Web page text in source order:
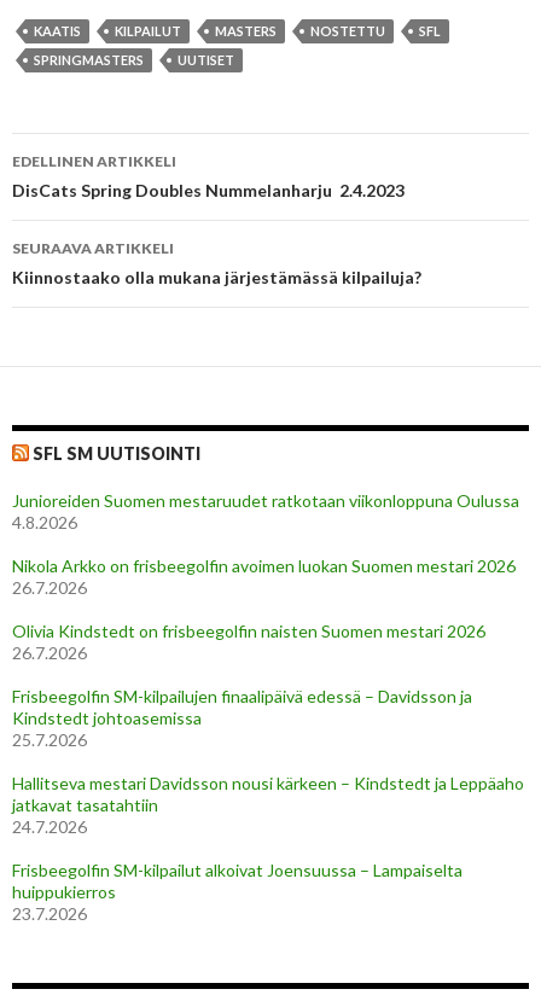
KAATIS KILPAILUT MASTERS NOSTETTU
SFL
SPRINGMASTERS
UUTISET
Artikkelien
selaus
EDELLINEN ARTIKKELI
DisCats Spring Doubles Nummelanharju 2.4.2023
SEURAAVA ARTIKKELI
Kiinnostaako olla mukana järjestämässä kilpailuja?
SFL SM UUTISOINTI
Junioreiden Suomen mestaruudet ratkotaan viikonloppuna Oulussa
4.8.2026
Nikola Arkko on frisbeegolfin avoimen luokan Suomen mestari 2026
26.7.2026
Olivia Kindstedt on frisbeegolfin naisten Suomen mestari 2026
26.7.2026
Frisbeegolfin SM-kilpailujen finaalipäivä edessä – Davidsson ja
Kindstedt johtoasemissa
25.7.2026
Hallitseva mestari Davidsson nousi kärkeen – Kindstedt ja Leppäaho
jatkavat tasatahtiin
24.7.2026
Frisbeegolfin SM-kilpailut alkoivat Joensuussa – Lampaiselta
huippukierros
23.7.2026